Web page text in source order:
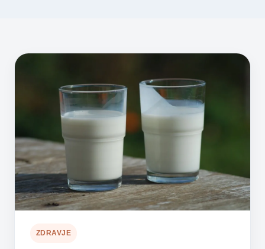
ZDRAVJE